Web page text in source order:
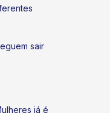
sair
já é